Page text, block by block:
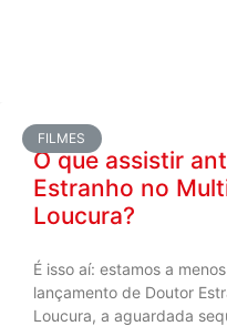
FILMES
O que assistir
Estranho no
Loucura?
É isso aí: estamos a
lançamento de Doutor
Loucura, a aguardada